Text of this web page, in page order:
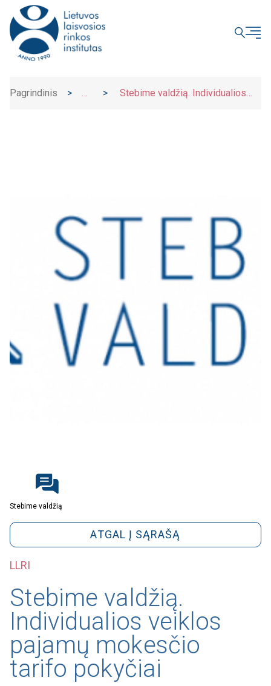
Pagrindinis
>
>
Stebime valdžią. Individualios
Stebime valdžią
ATGAL Į SĄRAŠĄ
LLRI
Stebime valdžią.
Individualios veiklos
pajamų mokesčio
tarifo pokyčiai
UŽDARYTI